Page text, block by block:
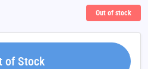
Out of stock
of Stock